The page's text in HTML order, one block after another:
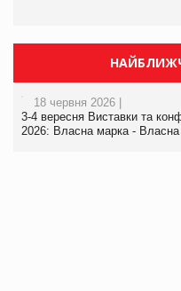
18 червня 2026 |
3-4 вересня Виставки та
2026: Власна марка - Власна